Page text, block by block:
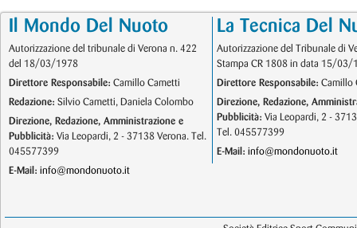
Il Mondo Del Nuoto
Autorizzazione del tribunale di Verona n. 422
del 18/03/1978
Direttore Responsabile: Camillo Cametti
Redazione: Silvio Cametti, Daniela Colombo
Direzione, Redazione, Amministrazione e
Pubblicità: Via Leopardi, 2 - 37138 Verona. Tel.
045577399
E-Mail: info@mondonuoto.it
La Tecnica Del
Autorizzazione del Tribunale di
Stampa CR 1808 in data 15/03/
Direttore Responsabile: Camillo
Direzione, Redazione,
Pubblicità: Via Leopardi, 2 -
Tel. 045577399
E-Mail: info@mondonuoto.it